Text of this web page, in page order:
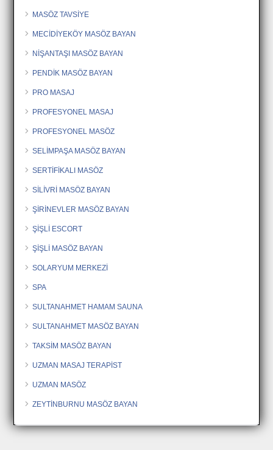
MASÖZ TAVSİYE
MECİDİYEKÖY MASÖZ BAYAN
NİŞANTAŞI MASÖZ BAYAN
PENDİK MASÖZ BAYAN
PRO MASAJ
PROFESYONEL MASAJ
PROFESYONEL MASÖZ
SELİMPAŞA MASÖZ BAYAN
SERTİFİKALI MASÖZ
SİLİVRİ MASÖZ BAYAN
ŞİRİNEVLER MASÖZ BAYAN
ŞİŞLİ ESCORT
ŞİŞLİ MASÖZ BAYAN
SOLARYUM MERKEZİ
SPA
SULTANAHMET HAMAM SAUNA
SULTANAHMET MASÖZ BAYAN
TAKSİM MASÖZ BAYAN
UZMAN MASAJ TERAPİST
UZMAN MASÖZ
ZEYTİNBURNU MASÖZ BAYAN